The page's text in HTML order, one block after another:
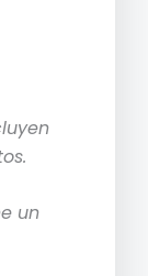
un